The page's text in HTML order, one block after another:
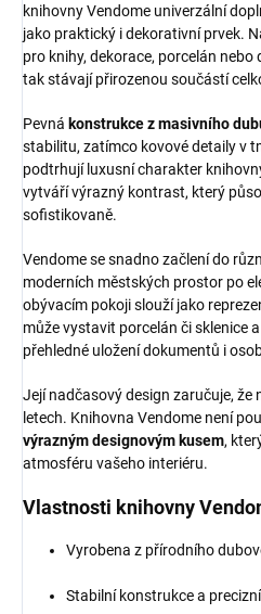
knihovny Vendome univerzální
jako praktický i dekorativní prvek.
pro knihy, dekorace, porcelán nebo
tak stávají přirozenou součástí
Pevná konstrukce z masivního
stabilitu, zatímco kovové detaily v
podtrhují luxusní charakter
vytváří výrazný kontrast, který
sofistikovaně.
Vendome se snadno začlení do
moderních městských prostor po
obývacím pokoji slouží jako
může vystavit porcelán či sklenice
přehledné uložení dokumentů i
Její nadčasový design zaručuje, že
letech. Knihovna Vendome není
výrazným designovým kusem,
atmosféru vašeho interiéru.
Vlastnosti knihovny
Vyrobena z přírodního
Stabilní konstrukce a